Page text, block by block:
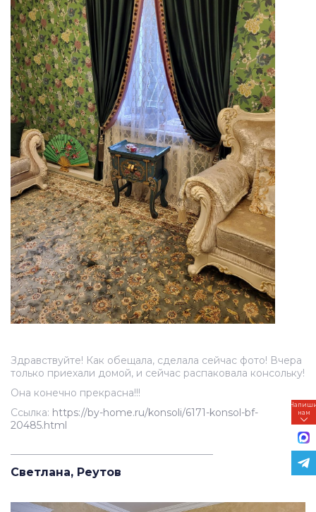
Здравствуйте! Как обещала, сделала сейчас фото! Вчера
только приехали домой, и сейчас распаковала консольку!
Она конечно прекрасна!!!
Ссылка: https://by-home.ru/konsoli/6171-konsol-bf-
20485.html
Светлана, Реутов
нам